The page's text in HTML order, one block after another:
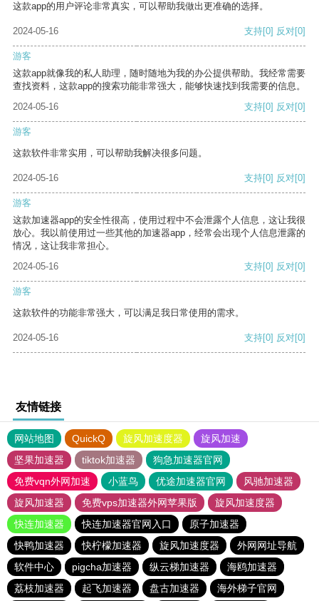
这款app的用户评论非常真实，可以帮助我做出更准确的选择。
2024-05-16 支持[0] 反对[0]
游客
这款app就像我的私人助理，随时随地为我的办公提供帮助。我经常需要
查找资料，这款app的搜索功能非常强大，能够快速找到我需要的信息。
2024-05-16
支持[0] 反对[0]
游客
这款软件非常实用，可以帮助我解决很多问题。
2024-05-16 支持[0] 反对[0]
游客
这款加速器app的安全性很高，使用过程中不会泄露个人信息，这让我很
放心。我以前使用过一些其他的加速器app，经常会出现个人信息泄露的
情况，这让我非常担心。
2024-05-16
支持[0] 反对[0]
游客
这款软件的功能非常强大，可以满足我日常使用的需求。
2024-05-16 支持[0] 反对[0]
友情链接
网站地图 QuickQ 旋风加速度器
旋风加速
坚果加速器
tiktok加速器
狗急加速器官网
免费vqn外网加速
小蓝鸟 优途加速器官网
风驰加速器
旋风加速器
免费vps加速器外网苹果版
旋风加速度器
快连加速器
快连加速器官网入口
原子加速器
快鸭加速器
快柠檬加速器 旋风加速度器
外网网址导航
软件中心
pigcha加速器 纵云梯加速器
海鸥加速器
荔枝加速器
起飞加速器 盘古加速器 海外梯子官网